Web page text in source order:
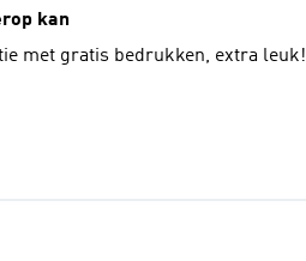
kan
met gratis bedrukken, extra leuk!